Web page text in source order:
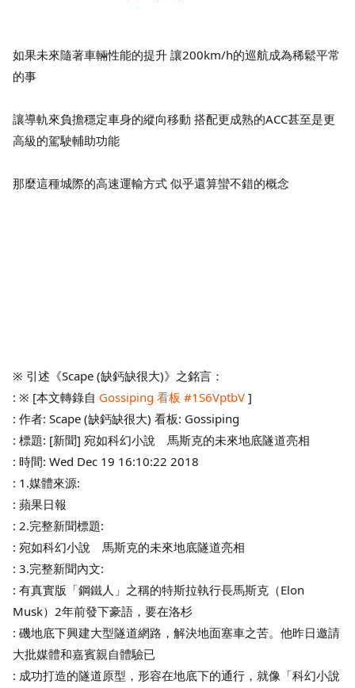
如果未來隨著車輛性能的提升 讓200km/h的巡航成為稀鬆平常
的事
讓導軌來負擔穩定車身的縱向移動 搭配更成熟的ACC甚至是更
高級的駕駛輔助功能
那麼這種城際的高速運輸方式 似乎還算蠻不錯的概念
※ 引述《Scape (缺鈣缺很大)》之銘言：
: ※ [本文轉錄自 Gossiping 看板 #1S6VptbV ]
: 作者: Scape (缺鈣缺很大) 看板: Gossiping
: 標題: [新聞] 宛如科幻小說 馬斯克的未來地底隧道亮相
: 時間: Wed Dec 19 16:10:22 2018
: 1.媒體來源:
: 蘋果日報
: 2.完整新聞標題:
: 宛如科幻小說 馬斯克的未來地底隧道亮相
: 3.完整新聞內文:
: 有真實版「鋼鐵人」之稱的特斯拉執行長馬斯克（Elon
Musk）2年前發下豪語，要在洛杉
: 磯地底下興建大型隧道網路，解決地面塞車之苦。他昨日邀請
大批媒體和嘉賓親自體驗已
: 成功打造的隧道原型，形容在地底下的通行，就像「科幻小說